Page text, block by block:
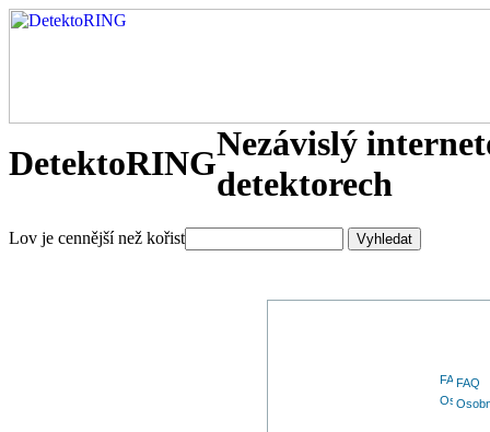
DetektoRINGNezávislý
detektorech
Lov je cennější než kořist
FAQ